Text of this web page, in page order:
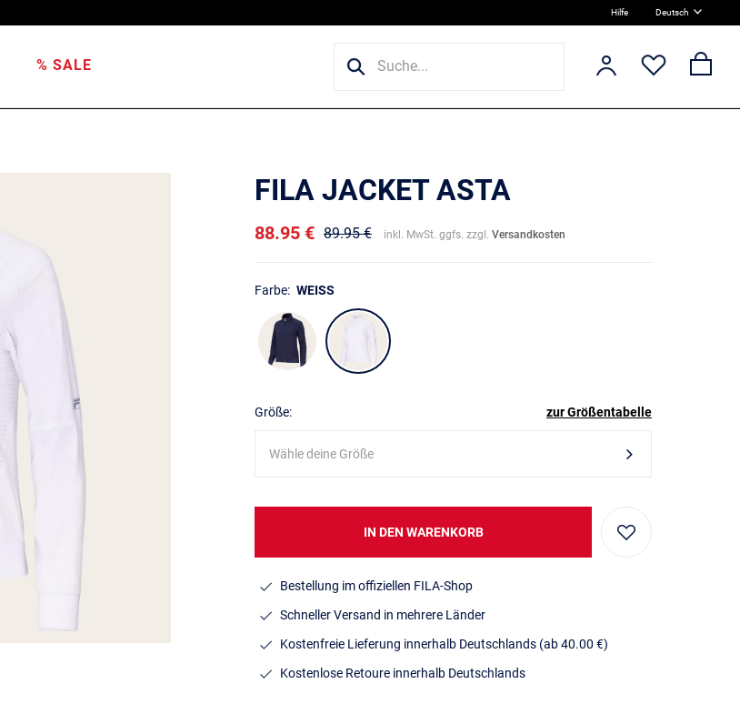
Hilfe Deutsch
% SALE
FILA JACKET ASTA
88.95 € 89.95 € inkl. MwSt. ggfs. zzgl. Versandkosten
Farbe: WEISS
Größe: zur Größentabelle
Wähle deine Größe
IN DEN WARENKORB
Bestellung im offiziellen FILA-Shop
Schneller Versand in mehrere Länder
Kostenfreie Lieferung innerhalb Deutschlands (ab 40.00 €)
Kostenlose Retoure innerhalb Deutschlands